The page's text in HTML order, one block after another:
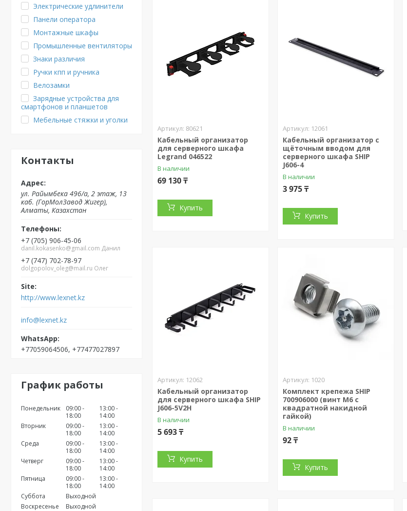
Электрические удлинители
Панели оператора
Монтажные шкафы
Промышленные вентиляторы
Знаки различия
Ручки кпп и ручника
Велозамки
Зарядные устройства для
смартфонов и планшетов
Мебельные стяжки и уголки
Контакты
ул. Райымбека 496/а, 2 этаж, 13
каб. (ГорМолЗавод Жигер),
Алматы, Казахстан
+7 (705) 906-45-06
danil.kokasenko@gmail.com Данил
+7 (747) 702-78-97
dolgopolov_oleg@mail.ru Олег
http://www.lexnet.kz
info@lexnet.kz
+77059064506, +77477027897
График работы
Понедельник
09:00
18:00
13:00
14:00
Вторник
09:00
18:00
13:00
14:00
Среда
09:00
18:00
13:00
14:00
Четверг
09:00
18:00
13:00
14:00
Пятница
09:00
18:00
13:00
14:00
Суббота
Выходной
Воскресенье
Выходной
80621
Кабельный организатор
для серверного шкафа
Legrand 046522
В наличии
69 130 ₸
Купить
12061
Кабельный организатор с
щёточным вводом для
серверного шкафа SHIP
J606-4
В наличии
3 975 ₸
Купить
12062
Кабельный организатор
для серверного шкафа SHIP
J606-5V2H
В наличии
5 693 ₸
Купить
1020
Комплект крепежа SHIP
700906000 (винт M6 с
квадратной накидной
гайкой)
В наличии
92 ₸
Купить